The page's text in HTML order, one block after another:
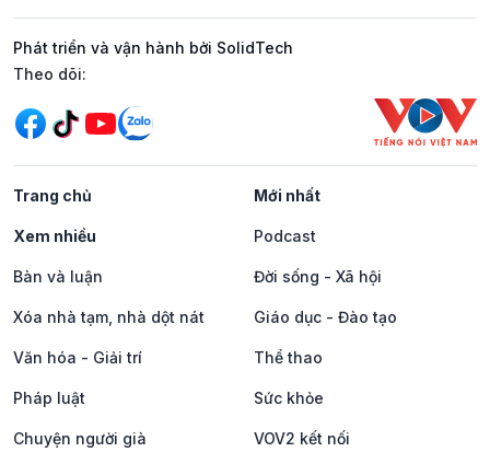
Phát triển và vận hành bởi SolidTech
Mạng xã hội
Theo dõi:
Trang chủ Mới nhất
Xem nhiều Podcast
Bàn và luận Đời sống - Xã hội
Xóa nhà tạm, nhà dột nát Giáo dục - Đào tạo
Văn hóa - Giải trí Thể thao
Pháp luật Sức khỏe
Chuyện người già VOV2 kết nối